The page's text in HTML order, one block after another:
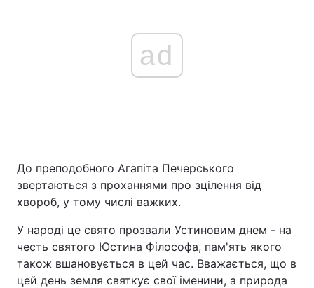
ad
До преподобного Агапіта Печерського
звертаються з проханнями про зцілення від
хвороб, у тому числі важких.
У народі це свято прозвали Устиновим днем - на
честь святого Юстина Філософа, пам'ять якого
також вшановується в цей час. Вважається, що в
цей день земля святкує свої іменини, а природа